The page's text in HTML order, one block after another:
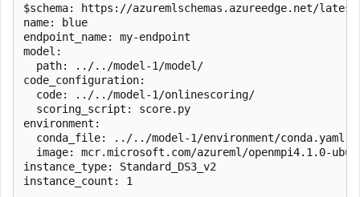
$schema: https://azuremlschemas.azureedge.net/latest/
name: blue
endpoint_name: my-endpoint
model:
  path: ../../model-1/model/
code_configuration:
  code: ../../model-1/onlinescoring/
  scoring_script: score.py
environment:
  conda_file: ../../model-1/environment/conda.yaml
image: mcr.microsoft.com/azureml/openmpi4.1.0-
instance_type: Standard_DS3_v2